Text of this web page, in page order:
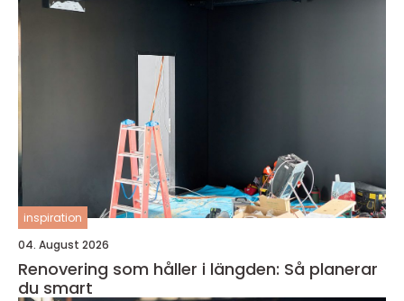
inspiration
04. August 2026
Renovering som håller i längden: Så planerar
du smart